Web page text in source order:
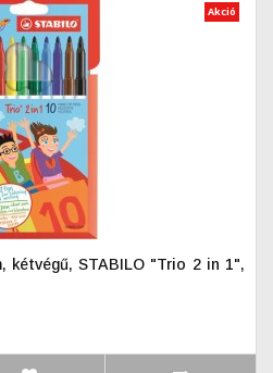
Akció
kétvégű, STABILO "Trio 2 in 1",